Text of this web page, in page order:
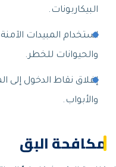
البيكاربونات.
استخدام المبيدات
والحيوانات للخطر.
إغلاق نقاط الدخول إلى
والأبواب.
مكافحة البق